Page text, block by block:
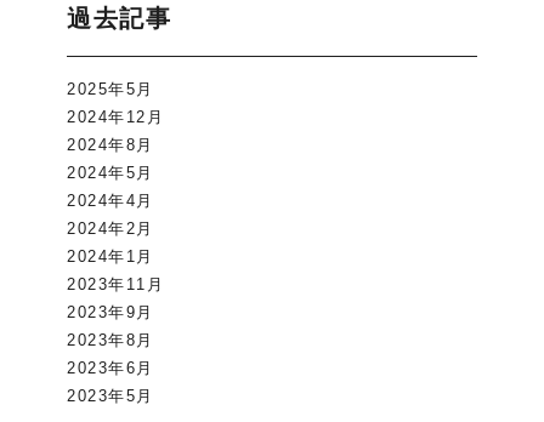
過去記事
2025年5月
2024年12月
2024年8月
2024年5月
2024年4月
2024年2月
2024年1月
2023年11月
2023年9月
2023年8月
2023年6月
2023年5月